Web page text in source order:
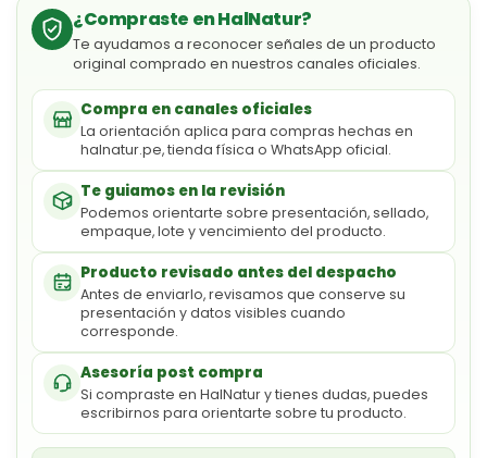
¿Compraste en HalNatur?
Te ayudamos a reconocer señales de un producto
original comprado en nuestros canales oficiales.
Compra en canales oficiales
La orientación aplica para compras hechas en
halnatur.pe, tienda física o WhatsApp oficial.
Te guiamos en la revisión
Podemos orientarte sobre presentación, sellado,
empaque, lote y vencimiento del producto.
Producto revisado antes del despacho
Antes de enviarlo, revisamos que conserve su
presentación y datos visibles cuando
corresponde.
Asesoría post compra
Si compraste en HalNatur y tienes dudas, puedes
escribirnos para orientarte sobre tu producto.